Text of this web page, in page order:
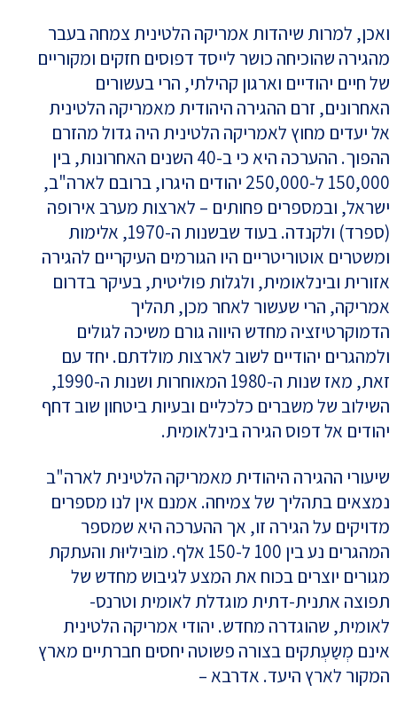
ואכן, למרות שיהדות אמריקה הלטינית צמחה בעבר
מהגירה שהוכיחה כושר לייסד דפוסים חזקים ומקוריים
של חיים יהודיים וארגון קהילתי, הרי בעשורים
האחרונים, זרם ההגירה היהודית מאמריקה הלטינית
אל יעדים מחוץ לאמריקה הלטינית היה גדול מהזרם
ההפוך. ההערכה היא כי ב-40 השנים האחרונות, בין
150,000 ל-250,000 יהודים היגרו, ברובם לארה"ב,
ישראל, ובמספרים פחותים – לארצות מערב אירופה
(ספרד) ולקנדה. בעוד שבשנות ה-1970, אלימות
ומשטרים אוטוריטריים היו הגורמים העיקריים להגירה
אזורית ובינלאומית, ולגלות פוליטית, בעיקר בדרום
אמריקה, הרי שעשור לאחר מכן, תהליך
הדמוקרטיזציה מחדש היווה גורם משיכה לגולים
ולמהגרים יהודיים לשוב לארצות מולדתם. יחד עם
זאת, מאז שנות ה-1980 המאוחרות ושנות ה-1990,
השילוב של משברים כלכליים ובעיות ביטחון שוב דחף
יהודים אל דפוס הגירה בינלאומית.
שיעורי ההגירה היהודית מאמריקה הלטינית לארה"ב
נמצאים בתהליך של צמיחה. אמנם אין לנו מספרים
מדויקים על הגירה זו, אך ההערכה היא שמספר
המהגרים נע בין 100 ל-150 אלף. מוֹבּיליוּת והעתקת
מגורים יוצרים בכוח את המצע לגיבוש מחדש של
תפוצה אתנית-דתית מוגדלת לאומית וטרנס-
לאומית, שהוגדרה מחדש. יהודי אמריקה הלטינית
אינם מְשַעְתקים בצורה פשוטה יחסים חברתיים מארץ
המקור לארץ היעד. אדרבא –